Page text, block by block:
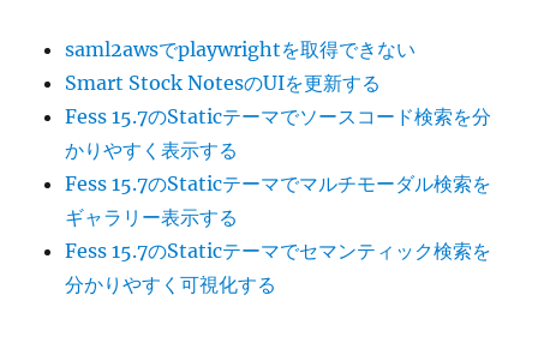
saml2awsでplaywrightを取得できない
Smart Stock NotesのUIを更新する
Fess 15.7のStaticテーマでソースコード検索を分
かりやすく表示する
Fess 15.7のStaticテーマでマルチモーダル検索を
ギャラリー表示する
Fess 15.7のStaticテーマでセマンティック検索を
分かりやすく可視化する